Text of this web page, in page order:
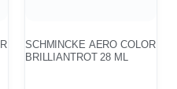
SCHMINCKE AERO COLOR
BRILLIANTROT 28 ML